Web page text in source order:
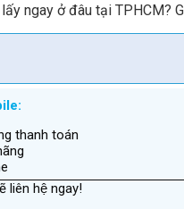
ngay ở đâu tại TPHCM?
thanh toán
liên hệ ngay!